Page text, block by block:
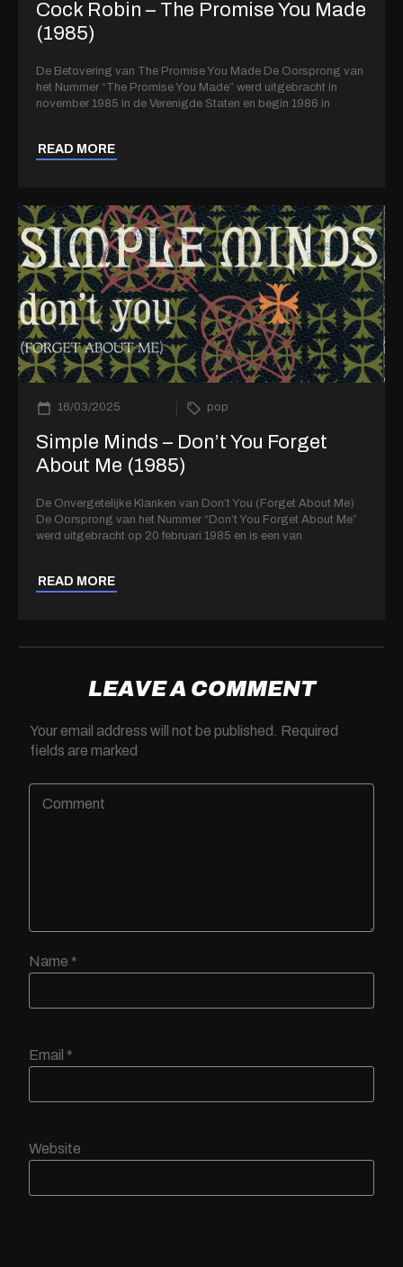
Cock Robin – The Promise You Made
(1985)
De Betovering van The Promise You Made De Oorsprong van
het Nummer “The Promise You Made” werd uitgebracht in
november 1985 in de Verenigde Staten en begin 1986 in
READ MORE
16/03/2025 pop
Simple Minds – Don’t You Forget
About Me (1985)
De Onvergetelijke Klanken van Don’t You (Forget About Me)
De Oorsprong van het Nummer “Don’t You Forget About Me”
werd uitgebracht op 20 februari 1985 en is een van
READ MORE
LEAVE A COMMENT
Your email address will not be published.
Required
fields are marked
Name *
Email *
Website